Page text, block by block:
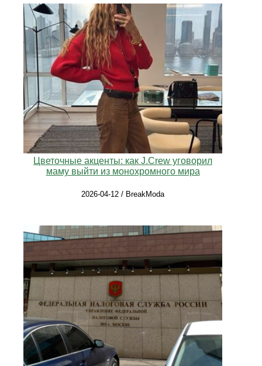
Цветочные акценты: как J.Crew уговорил
маму выйти из монохромного мира
2026-04-12 / BreakModa